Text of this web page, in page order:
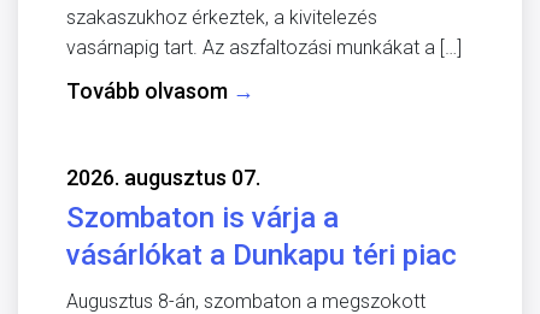
szakaszukhoz érkeztek, a kivitelezés
vasárnapig tart. Az aszfaltozási munkákat a […]
Tovább olvasom →
2026. augusztus 07.
Szombaton is várja a
vásárlókat a Dunkapu téri piac
Augusztus 8-án, szombaton a megszokott